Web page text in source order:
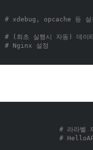
opcache 등 설
실행시 자동) 데이터
Nginx 설정
# 라라벨
#